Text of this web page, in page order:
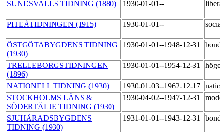
SUNDSVALLS TIDNING (1880)
1930-01-01--
PITEÅTIDNINGEN (1915) 1930-01-01--
ÖSTGÖTABYGDENS TIDNING
(1930)
1930-01-01--1948-12-31
TRELLEBORGSTIDNINGEN
(1896)
1930-01-01--1954-12-31
NATIONELL TIDNING (1930) 1930-01-03--1962-12-17
STOCKHOLMS LÄNS &
SÖDERTÄLJE TIDNING (1930)
1930-04-02--1947-12-31
SJUHÄRADSBYGDENS
TIDNING (1930)
1931-01-01--1943-12-31